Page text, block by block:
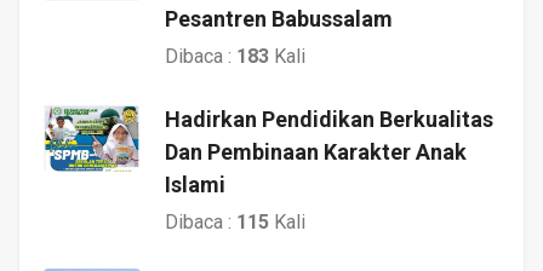
Pesantren Babussalam
Dibaca : 183 Kali
Hadirkan Pendidikan Berkualitas
Dan Pembinaan Karakter Anak
Islami
Dibaca : 115 Kali